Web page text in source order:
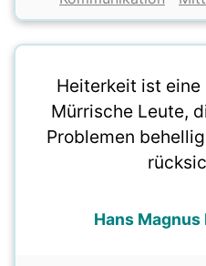
Heiterkeit ist eine
Mürrische Leute,
Problemen
Hans